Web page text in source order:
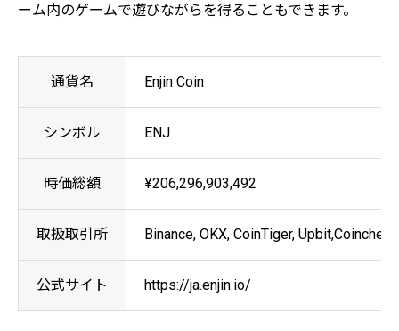
ーム内のゲームで遊びながらを得ることもできます。
通貨名 Enjin Coin
シンボル ENJ
時価総額 ¥206,296,903,492
取扱取引所 Binance, OKX, CoinTiger,
公式サイト https://ja.enjin.io/